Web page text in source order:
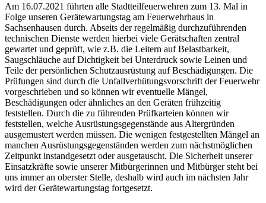
Am 16.07.2021 führten alle Stadtteilfeuerwehren zum 13. Mal in
Folge unseren Gerätewartungstag am Feuerwehrhaus in
Sachsenhausen durch. Abseits der regelmäßig durchzuführenden
technischen Dienste werden hierbei viele Gerätschaften zentral
gewartet und geprüft, wie z.B. die Leitern auf Belastbarkeit,
Saugschläuche auf Dichtigkeit bei Unterdruck sowie Leinen und
Teile der persönlichen Schutzausrüstung auf Beschädigungen. Die
Prüfungen sind durch die Unfallverhütungsvorschrift der Feuerwehr
vorgeschrieben und so können wir eventuelle Mängel,
Beschädigungen oder ähnliches an den Geräten frühzeitig
feststellen. Durch die zu führenden Prüfkarteien können wir
feststellen, welche Ausrüstungsgegenstände aus Altergründen
ausgemustert werden müssen. Die wenigen festgestellten Mängel an
manchen Ausrüstungsgegenständen werden zum nächstmöglichen
Zeitpunkt instandgesetzt oder ausgetauscht. Die Sicherheit unserer
Einsatzkräfte sowie unserer Mitbürgerinnen und Mitbürger steht bei
uns immer an oberster Stelle, deshalb wird auch im nächsten Jahr
wird der Gerätewartungstag fortgesetzt.